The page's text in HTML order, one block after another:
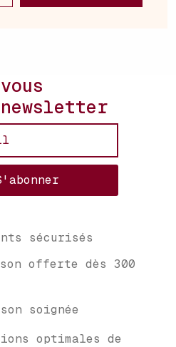
sécurisés
offerte dès 300
soignée
optimales de